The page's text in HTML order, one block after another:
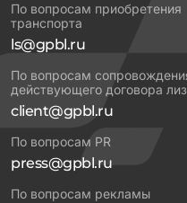
По вопросам приобретения
транспорта
ls@gpbl.ru
По вопросам
действующего договора
client@gpbl.ru
По вопросам PR
press@gpbl.ru
По вопросам рекламы